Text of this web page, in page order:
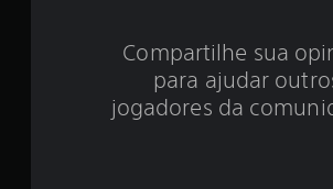
Compartilhe sua
para ajudar
jogadores da